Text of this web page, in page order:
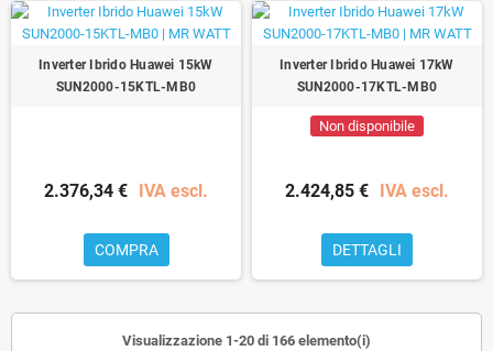
Inverter Ibrido Huawei 15kW
SUN2000-15KTL-MB0
2.376,34 € IVA escl.
COMPRA
Inverter Ibrido Huawei 17kW
SUN2000-17KTL-MB0
Non disponibile
2.424,85 € IVA escl.
DETTAGLI
Visualizzazione 1-20 di 166 elemento(i)